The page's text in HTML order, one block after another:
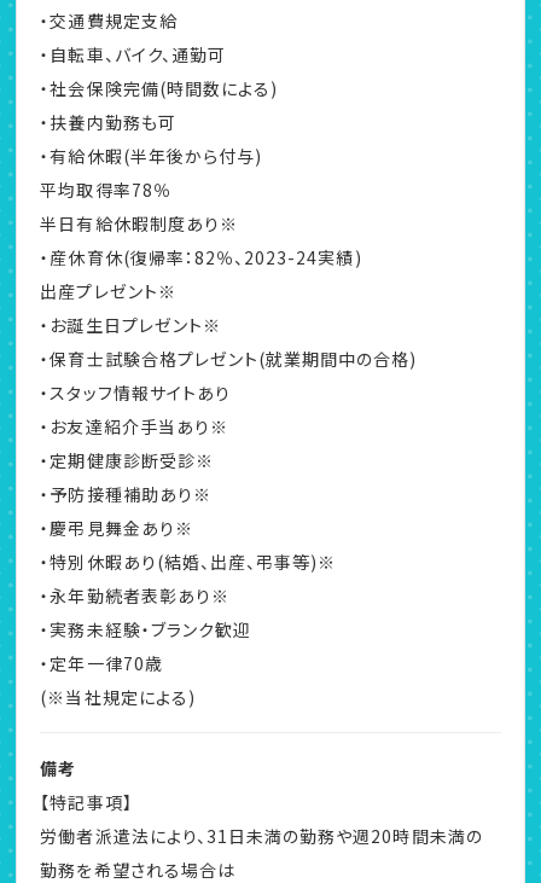
・交通費規定支給
・自転車、バイク、通勤可
・社会保険完備(時間数による)
・扶養内勤務も可
・有給休暇(半年後から付与)
平均取得率78％
半日有給休暇制度あり※
・産休育休(復帰率：82％、2023-24実績)
出産プレゼント※
・お誕生日プレゼント※
・保育士試験合格プレゼント(就業期間中の合格)
・スタッフ情報サイトあり
・お友達紹介手当あり※
・定期健康診断受診※
・予防接種補助あり※
・慶弔見舞金あり※
・特別休暇あり(結婚、出産、弔事等)※
・永年勤続者表彰あり※
・実務未経験・ブランク歓迎
・定年一律70歳
(※当社規定による)
備考
【特記事項】
労働者派遣法により、31日未満の勤務や週20時間未満の
勤務を希望される場合は